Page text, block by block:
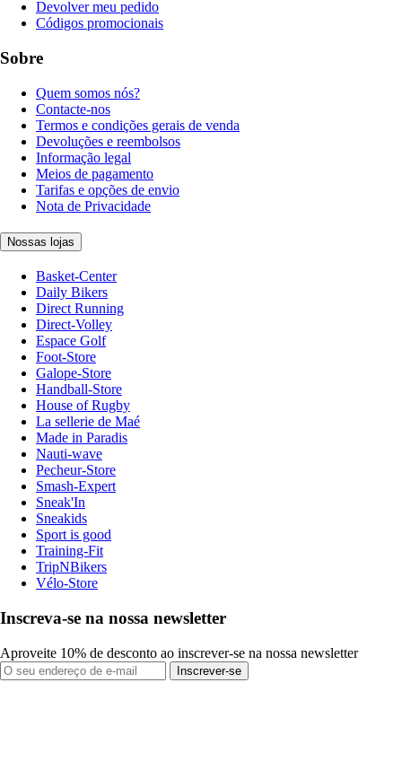
Devolver meu pedido
Códigos promocionais
Sobre
Quem somos nós?
Contacte-nos
Termos e condições gerais de venda
Devoluções e reembolsos
Informação legal
Meios de pagamento
Tarifas e opções de envio
Nota de Privacidade
Nossas lojas
Basket-Center
Daily Bikers
Direct Running
Direct-Volley
Espace Golf
Foot-Store
Galope-Store
Handball-Store
House of Rugby
La sellerie de Maé
Made in Paradis
Nauti-wave
Pecheur-Store
Smash-Expert
Sneak'In
Sneakids
Sport is good
Training-Fit
TripNBikers
Vélo-Store
Inscreva-se na nossa newsletter
Aproveite 10% de desconto ao inscrever-se na nossa newsletter
Inscrever-se